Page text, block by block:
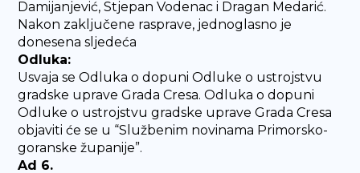
Damijanjević, Stjepan Vodenac i Dragan Medarić.
Nakon zaključene rasprave, jednoglasno je
donesena sljedeća
Odluka:
Usvaja se Odluka o dopuni Odluke o ustrojstvu
gradske uprave Grada Cresa. Odluka o dopuni
Odluke o ustrojstvu gradske uprave Grada Cresa
objaviti će se u “Službenim novinama Primorsko-
goranske županije”.
Ad 6.